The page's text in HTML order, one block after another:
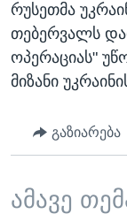
რუსეთმა
თებერვალს
ოპერაციას"
მიზანი
გაზიარება
ამავე